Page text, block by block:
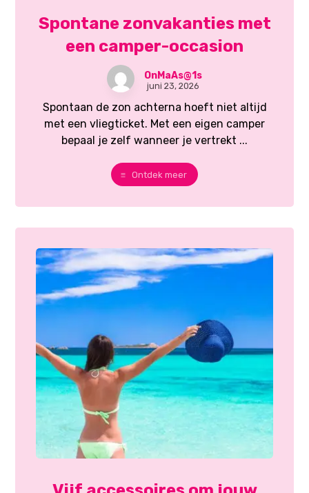
Spontane zonvakanties met
een camper-occasion
OnMaAs@1s
juni 23, 2026
Spontaan de zon achterna hoeft niet altijd
met een vliegticket. Met een eigen camper
bepaal je zelf wanneer je vertrekt ...
Ontdek meer